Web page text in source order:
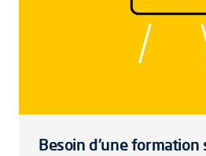
Besoin d'une formation